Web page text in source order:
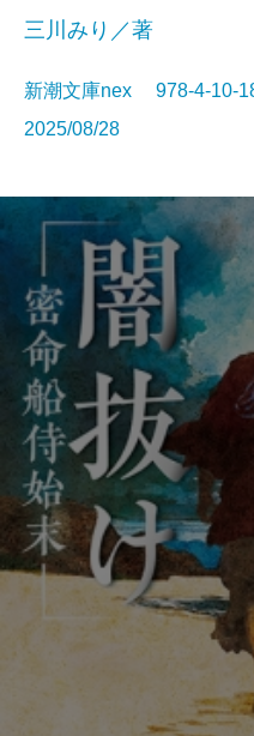
三川みり／著
新潮文庫nex 978-4-
2025/08/28